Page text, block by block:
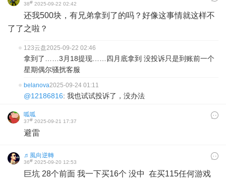
38# 2025-09-22 02:42
还我500块，有兄弟拿到了的吗？好像这事情就这样不
了了之啦？
123云盘2025-09-22 02:46
拿到了……3月18提现……四月底拿到 没投诉只是到账前一个
星期偶尔骚扰客服
belanova2025-09-24 01:11
@12186816: 我也试试投诉了，没办法
呱呱
37# 2025-09-21 17:37
避雷
♬風向逆轉
36# 2025-09-20 12:53
巨坑 28个前面 我一下买16个 没中 在买115任何游戏